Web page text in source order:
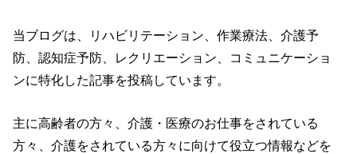
当ブログは、リハビリテーション、作業療法、介護予
防、認知症予防、レクリエーション、コミュニケーショ
ンに特化した記事を投稿しています。
主に高齢者の方々、介護・医療のお仕事をされている
方々、介護をされている方々に向けて役立つ情報などを